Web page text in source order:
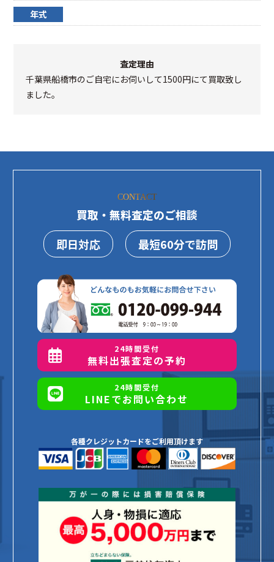
年式
査定理由
千葉県船橋市のご自宅にお伺いして1500円にて買取致し
ました。
CONTACT
買取・無料査定のご相談
即日対応
最短60分で訪問
24時間受付
無料出張査定の予約
24時間受付
LINEでお問い合わせ
各種クレジットカードをご利用頂けます